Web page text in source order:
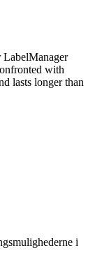
with
lasts longer than
i